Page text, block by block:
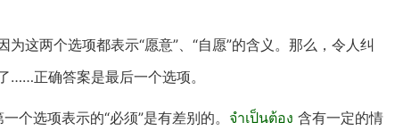
这两个选项都表示“愿意”、“自愿”的含义。那么，令人纠
……正确答案是最后一个选项。
个选项表示的“必须”是有差别的。 จำเป็นต้อง 含有一定的情